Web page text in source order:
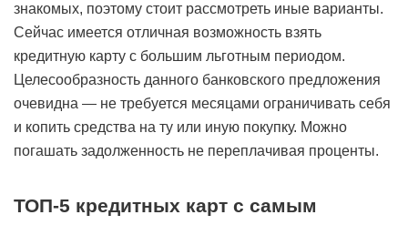
знакомых, поэтому стоит рассмотреть иные варианты.
Сейчас имеется отличная возможность взять
кредитную карту с большим льготным периодом.
Целесообразность данного банковского предложения
очевидна — не требуется месяцами ограничивать себя
и копить средства на ту или иную покупку. Можно
погашать задолженность не переплачивая проценты.
ТОП-5 кредитных карт с самым